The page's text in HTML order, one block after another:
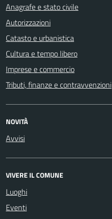
Anagrafe e stato civile
Autorizzazioni
Catasto e urbanistica
Cultura e tempo libero
Imprese e commercio
Tributi, finanze e contravvenzioni
NOVITÀ
Avvisi
VIVERE IL COMUNE
Luoghi
Eventi